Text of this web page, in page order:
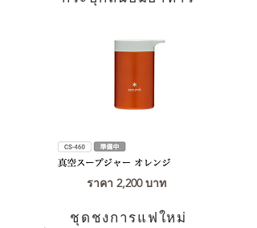
ราคา 2,200 บาท
ชุดชงการแฟใหม่